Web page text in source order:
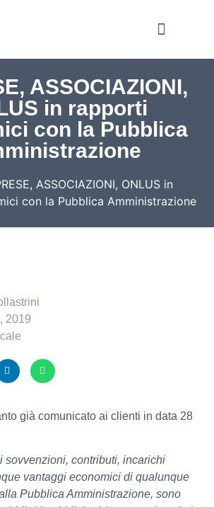
ASSOCIAZIONI,
in rapporti
con la Pubblica
ASSOCIAZIONI, ONLUS in
con la Pubblica Amministrazione
2019
già comunicato ai clienti in data 28
sovvenzioni, contributi, incarichi
vantaggi economici di qualunque
Pubblica Amministrazione, sono